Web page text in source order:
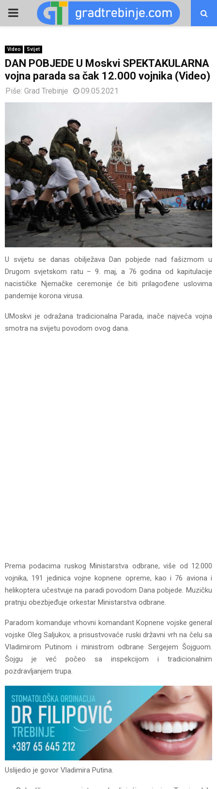
PRIMARY
Video Svijet
DAN POBJEDE U Moskvi SPEKTAKULARNA
vojna parada sa čak 12.000 vojnika (Video)
Piše: Grad Trebinje 09.05.2021
U svijetu se danas obilježava Dan pobjede nad fašizmom u
Drugom svjetskom ratu – 9. maj, a 76 godina od kapitulacije
nacističke Njemačke ceremonije će biti prilagođene uslovima
pandemije korona virusa.
UMoskvi je odražana tradicionalna Parada, inače najveća vojna
smotra na svijetu povodom ovog dana.
Prema podacima ruskog Ministarstva odbrane, više od 12.000
vojnika, 191 jedinica vojne kopnene opreme, kao i 76 aviona i
helikoptera učestvuje na paradi povodom Dana pobjede. Muzičku
pratnju obezbjeđuje orkestar Ministarstva odbrane.
Paradom komanduje vrhovni komandant Kopnene vojske general
vojske Oleg Saljukov, a prisustvovaće ruski državni vrh na čelu sa
Vladimirom Putinom i ministrom odbrane Sergejem Šojguom.
Šojgu je već počeo sa inspekcijom i tradicionalnim
pozdravljanjem trupa.
Uslijedio je govor Vladimira Putina.